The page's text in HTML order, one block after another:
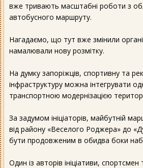
вже тривають масштабні роботи з
автобусного маршруту.
Нагадаємо, що тут вже змінили
намалювали нову розмітку.
На думку запоріжців, спортивну та
інфраструктуру можна інтегрувати
транспортною модернізацією
За задумом ініціаторів, майбутній
від району «Веселого Роджера» до
бути продовженим в обидва боки
Один із авторів ініціативи,